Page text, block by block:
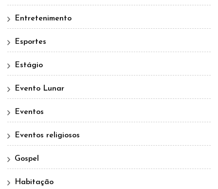
Entretenimento
Esportes
Estágio
Evento Lunar
Eventos
Eventos religiosos
Gospel
Habitação